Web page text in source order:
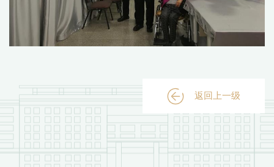
返回上一级